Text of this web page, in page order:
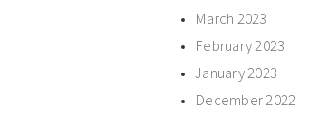
March 2023
February 2023
January 2023
December 2022